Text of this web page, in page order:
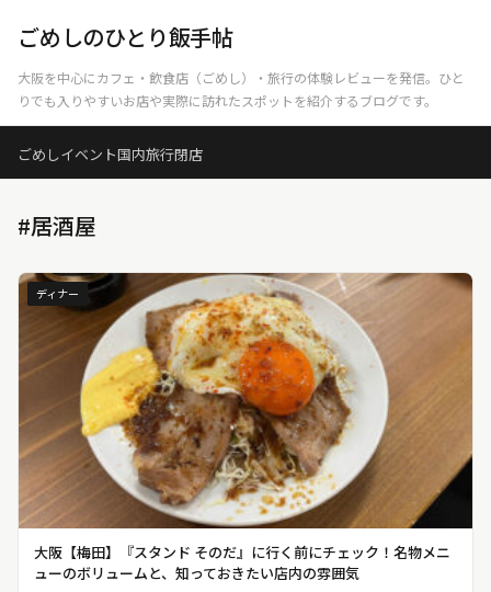
ごめしのひとり飯手帖
大阪を中心にカフェ・飲食店（ごめし）・旅行の体験レビューを発信。ひと
りでも入りやすいお店や実際に訪れたスポットを紹介するブログです。
ごめしイベント国内旅行閉店
#居酒屋
ディナー
大阪【梅田】『スタンド そのだ』に行く前にチェック！名物メニ
ューのボリュームと、知っておきたい店内の雰囲気